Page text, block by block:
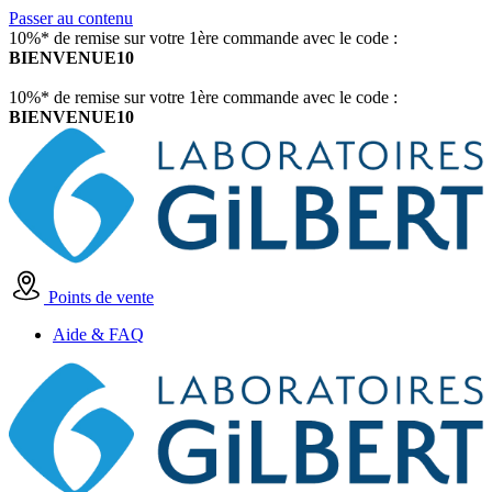
Passer au contenu
10%* de remise sur votre 1ère commande avec le code :
BIENVENUE10
10%* de remise sur votre 1ère commande avec le code :
BIENVENUE10
Points de vente
Aide & FAQ